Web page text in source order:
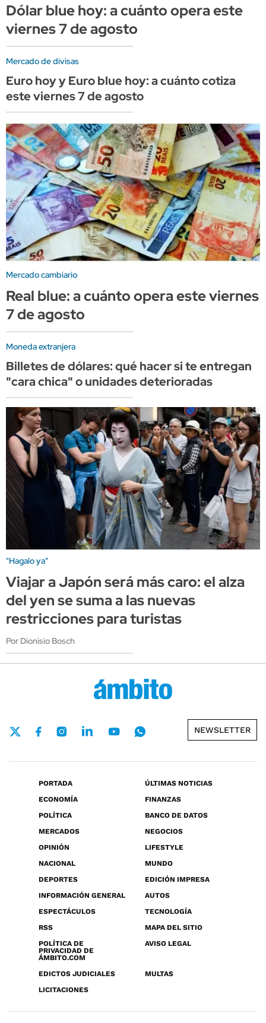
Dólar blue hoy: a cuánto opera este
viernes 7 de agosto
Mercado de divisas
Euro hoy y Euro blue hoy: a cuánto cotiza
este viernes 7 de agosto
Mercado cambiario
Real blue: a cuánto opera este viernes
7 de agosto
Moneda extranjera
Billetes de dólares: qué hacer si te entregan
"cara chica" o unidades deterioradas
"Hagalo ya"
Viajar a Japón será más caro: el alza
del yen se suma a las nuevas
restricciones para turistas
Por Dionisio Bosch
NEWSLETTER
PORTADA
ÚLTIMAS NOTICIAS
ECONOMÍA
FINANZAS
POLÍTICA
BANCO DE DATOS
MERCADOS
NEGOCIOS
OPINIÓN
LIFESTYLE
NACIONAL
MUNDO
DEPORTES
EDICIÓN IMPRESA
INFORMACIÓN GENERAL
AUTOS
ESPECTÁCULOS
TECNOLOGÍA
RSS
MAPA DEL SITIO
POLÍTICA DE
PRIVACIDAD DE
ÁMBITO.COM
AVISO LEGAL
EDICTOS JUDICIALES
MULTAS
LICITACIONES